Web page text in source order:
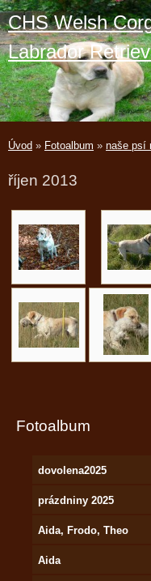
CHS Welsh
Labrador
Úvod » Fotoalbum » naše psí
říjen 2013
Fotoalbum
dovolena2025
prázdniny 2025
Aida, Frodo, Theo
Aida